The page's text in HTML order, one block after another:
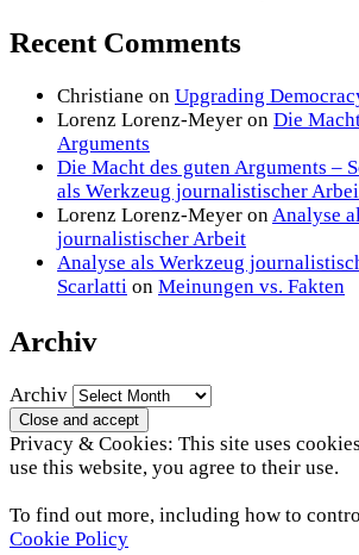
Recent Comments
Christiane on Upgrading
Lorenz Lorenz-Meyer on Die
Arguments
Die Macht des guten Arguments –
als Werkzeug journalistischer
Lorenz Lorenz-Meyer on Analyse
journalistischer Arbeit
Analyse als Werkzeug
Scarlatti on Meinungen vs. Fakten
Archiv
Archiv
Privacy & Cookies: This site uses
use this website, you agree to their use.
To find out more, including how to
Cookie Policy